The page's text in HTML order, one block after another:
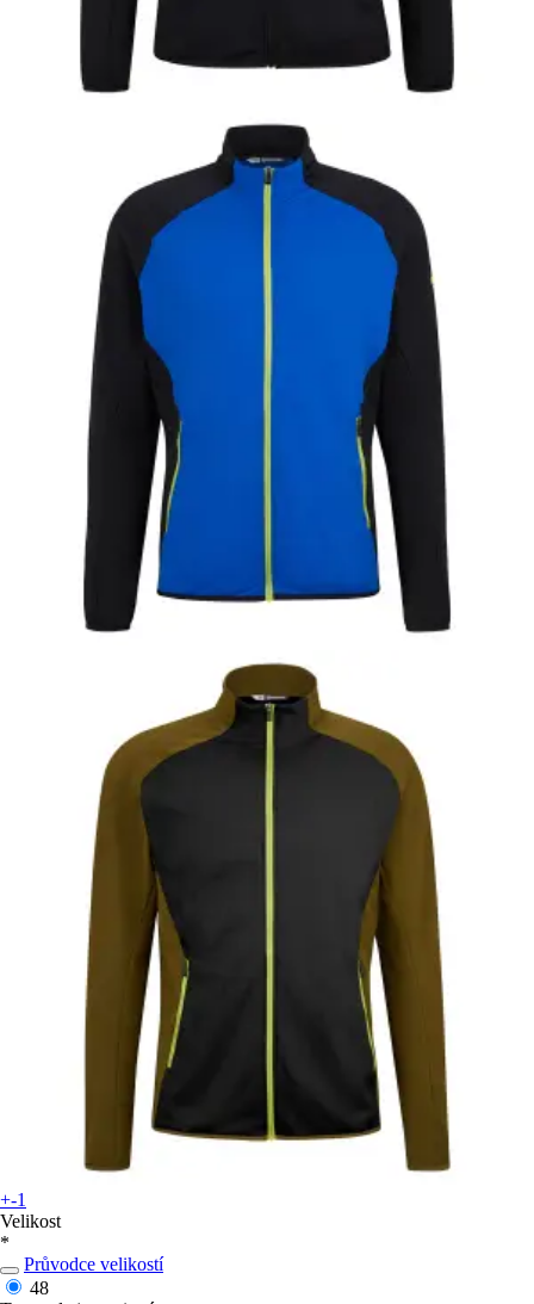
+-1
Velikost
*
Průvodce velikostí
48